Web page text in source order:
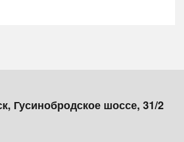
Гусинобродское шоссе, 31/2